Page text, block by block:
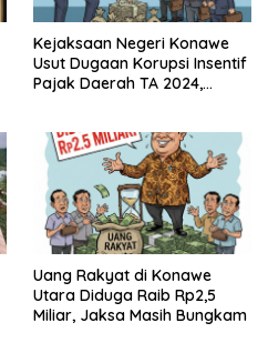
Kejaksaan Negeri Konawe
Usut Dugaan Korupsi Insentif
Pajak Daerah TA 2024,
Uang Rakyat di Konawe
Utara Diduga Raib Rp2,5
Miliar, Jaksa Masih Bungkam